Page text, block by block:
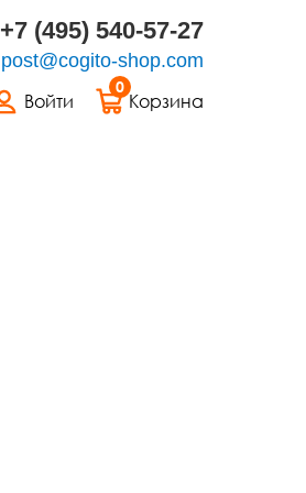
+7 (495) 540-57-27
post@cogito-shop.com
Войти
0
Корзина